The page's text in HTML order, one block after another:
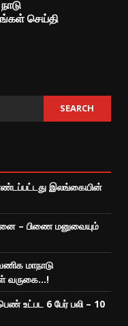
செய்தி
SEARCH
இலங்கையின்
– பிணை மனுவையும்
மாநாடு
வருகை…!
உட்பட 6 பேர் பலி – 10